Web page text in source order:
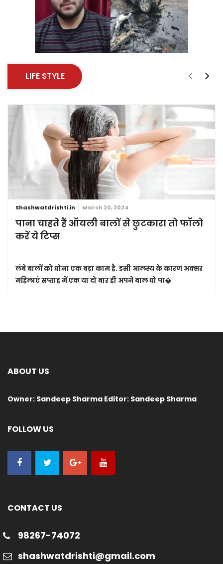
LIFE STYLE
Shashwatdrishti.in March 20, 2024
पाना चाहते हैं ऑयली बालों से छुटकारा तो फॉलो
करें ये टिप्स
लंबे बालों को धोना एक बड़ा काम है. इसी आलस्य के कारण अक्सर
महिलाएं सप्ताह में एक या दो बार ही अपने बाल धो पा�
ABOUT US
Owner: Sandeep Sharma Editor: Sandeep Sharma
FOLLOW US
CONTACT US
98267-74072
shashwatdrishti@gmail.com